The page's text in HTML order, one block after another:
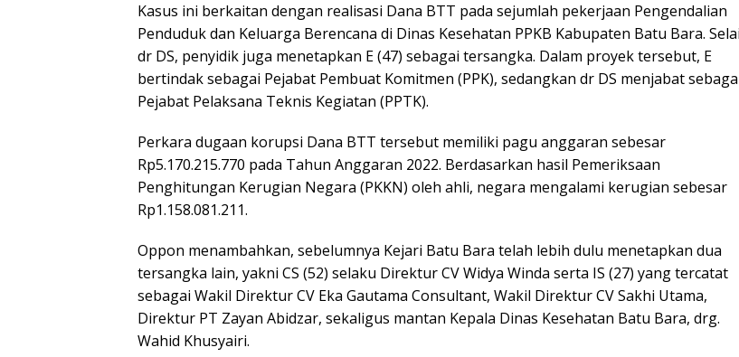
Kasus ini berkaitan dengan realisasi Dana BTT pada sejumlah pekerjaan Pengendalian
Penduduk dan Keluarga Berencana di Dinas Kesehatan PPKB Kabupaten Batu Bara.
dr DS, penyidik juga menetapkan E (47) sebagai tersangka. Dalam proyek tersebut, E
bertindak sebagai Pejabat Pembuat Komitmen (PPK), sedangkan dr DS menjabat
Pejabat Pelaksana Teknis Kegiatan (PPTK).
Perkara dugaan korupsi Dana BTT tersebut memiliki pagu anggaran sebesar
Rp5.170.215.770 pada Tahun Anggaran 2022. Berdasarkan hasil Pemeriksaan
Penghitungan Kerugian Negara (PKKN) oleh ahli, negara mengalami kerugian sebesar
Rp1.158.081.211.
Oppon menambahkan, sebelumnya Kejari Batu Bara telah lebih dulu menetapkan dua
tersangka lain, yakni CS (52) selaku Direktur CV Widya Winda serta IS (27) yang tercatat
sebagai Wakil Direktur CV Eka Gautama Consultant, Wakil Direktur CV Sakhi Utama,
Direktur PT Zayan Abidzar, sekaligus mantan Kepala Dinas Kesehatan Batu Bara, drg.
Wahid Khusyairi.